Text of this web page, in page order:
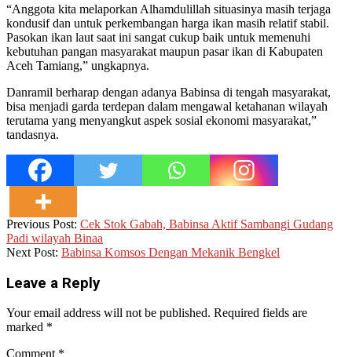
“Anggota kita melaporkan Alhamdulillah situasinya masih terjaga
kondusif dan untuk perkembangan harga ikan masih relatif stabil.
Pasokan ikan laut saat ini sangat cukup baik untuk memenuhi
kebutuhan pangan masyarakat maupun pasar ikan di Kabupaten
Aceh Tamiang,” ungkapnya.
Danramil berharap dengan adanya Babinsa di tengah masyarakat,
bisa menjadi garda terdepan dalam mengawal ketahanan wilayah
terutama yang menyangkut aspek sosial ekonomi masyarakat,”
tandasnya.
2026-
06-
12
Previous Post: Cek Stok Gabah, Babinsa Aktif Sambangi Gudang
Padi wilayah Binaa
Next Post: Babinsa Komsos Dengan Mekanik Bengkel
Leave a Reply
Your email address will not be published. Required fields are
marked *
Comment *